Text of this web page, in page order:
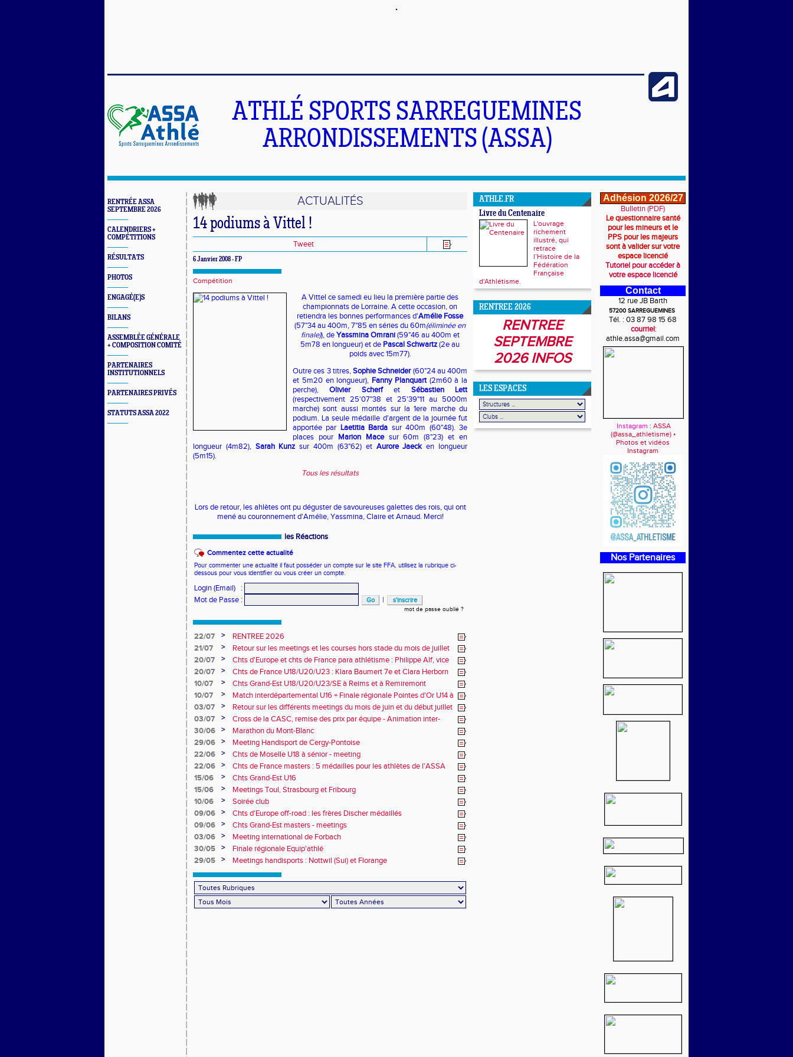
ATHLÉ SPORTS SARREGUEMINES
ARRONDISSEMENTS (ASSA)
RENTRÉE ASSA
SEPTEMBRE 2026
CALENDRIERS +
COMPÉTITIONS
RÉSULTATS
PHOTOS
ENGAGÉ(E)S
BILANS
ASSEMBLÉE GÉNÉRALE
+ COMPOSITION COMITÉ
PARTENAIRES
INSTITUTIONNELS
PARTENAIRES PRIVÉS
STATUTS ASSA 2022
ACTUALITÉS
14 podiums à Vittel !
Tweet
6 Janvier 2008 - FP
Compétition
A Vittel ce samedi eu lieu la première partie des
championnats de Lorraine. A cette occasion, on
retiendra les bonnes performances d'Amélie Fosse
(57"34 au 400m, 7"85 en séries du 60m(éliminée en
finale)), deYassmina Omrani(59"46 au 400m et
5m78 en longueur) et de Pascal Schwartz(2e au
poids avec 15m77).
Outre ces 3 titres,Sophie Schneider(60"24 au 400m
et 5m20 en longueur), Fanny Planquart(2m60 à la
perche),Olivier Scherfet Sébastien Lett
(respectivement 25'07"38 et 25'39"11 au 5000m
marche) sont aussi montés sur la 1ere marche du
podium. La seule médaille d'argent de la journée fut
apportée par Laetitia Barda sur 400m (60"48). 3e
places pour Marion Macesur 60m (8"23) et en
longueur (4m82), Sarah Kunz sur 400m (63"62) et Aurore Jaeck en longueur
(5m15).
Tous les résultats
Lors de retour, les ahlètes ont pu déguster de savoureuses galettes des rois, qui ont
mené au couronnement d'Amélie, Yassmina, Claire et Arnaud. Merci!
les Réactions
Commentez cette actualité
Pour commenter une actualité il faut posséder un compte sur le site FFA, utilisez la rubrique ci-
dessous pour vous identifier ou vous créer un compte.
Login (Email)
:
Mot de Passe : |
mot de passe oublié ?
22/07 >
RENTREE 2026
21/07
>
Retour sur les meetings et les courses hors stade du mois de juillet
20/07
>
Chts d'Europe et chts de France para athlétisme : Philippe Alf, vice
champion d'Europe et multiples médaillés aux France
20/07 >
Chts de France U18/U20/U23 : Klara Baumert 7e et Clara Herborn
10e
10/07 >
Chts Grand-Est U18/U20/U23/SE à Reims et à Remiremont
10/07
>
Match interdépartemental U16 + Finale régionale Pointes d'Or U14 à
Obernai
03/07 >
Retour sur les différents meetings du mois de juin et du début juillet
03/07
>
Cross de la CASC, remise des prix par équipe - Animation inter-
collèges
30/06 >
Marathon du Mont-Blanc
29/06
>
Meeting Handisport de Cergy-Pontoise
22/06
>
Chts de Moselle U18 à sénior - meeting
22/06
>
Chts de France masters : 5 médailles pour les athlètes de l'ASSA
15/06
>
Chts Grand-Est U16
15/06
>
Meetings Toul, Strasbourg et Fribourg
10/06
>
Soirée club
09/06
>
Chts d'Europe off-road : les frères Discher médaillés
09/06
>
Chts Grand-Est masters - meetings
03/06
>
Meeting international de Forbach
30/05
>
Finale régionale Equip'athlé
29/05
> Meetings handisports : Nottwil (Sui) et Florange
ATHLE.FR
Livre du Centenaire
L'ouvrage
richement
illustré, qui
retrace
l’Histoire de la
Fédération
Française
d'Athlétisme.
RENTREE 2026
RENTREE
SEPTEMBRE
2026 INFOS
LES ESPACES
Adhésion 2026/27
Bulletin (PDF)
Le questionnaire santé
pour les mineurs et le
PPS pour les majeurs
sont à valider sur votre
espace licencié
Tutoriel pour accéder à
votre espace licencié
Contact
12 rue JB Barth
57200 SARREGUEMINES
Tél. : 03 87 98 15 68
courriel:
athle.assa@gmail.com
Instagram : ASSA
(@assa_athletisme) •
Photos et vidéos
Instagram
Nos Partenaires